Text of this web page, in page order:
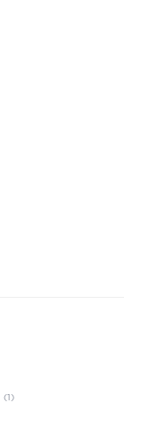
(1)